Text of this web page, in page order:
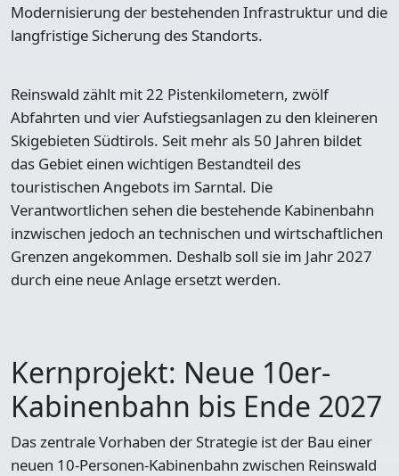
Modernisierung der bestehenden Infrastruktur und die
langfristige Sicherung des Standorts.
Reinswald zählt mit 22 Pistenkilometern, zwölf
Abfahrten und vier Aufstiegsanlagen zu den kleineren
Skigebieten Südtirols. Seit mehr als 50 Jahren bildet
das Gebiet einen wichtigen Bestandteil des
touristischen Angebots im Sarntal. Die
Verantwortlichen sehen die bestehende Kabinenbahn
inzwischen jedoch an technischen und wirtschaftlichen
Grenzen angekommen. Deshalb soll sie im Jahr 2027
durch eine neue Anlage ersetzt werden.
Kernprojekt: Neue 10er-
Kabinenbahn bis Ende 2027
Das zentrale Vorhaben der Strategie ist der Bau einer
neuen 10-Personen-Kabinenbahn zwischen Reinswald